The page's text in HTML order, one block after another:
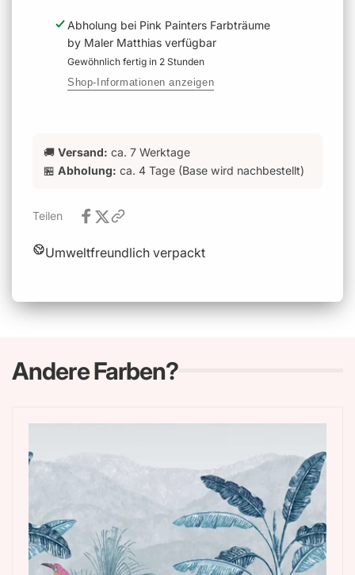
Abholung bei Pink Painters Farbträume
by Maler Matthias verfügbar
Gewöhnlich fertig in 2 Stunden
Shop-Informationen anzeigen
🚚 Versand: ca. 7 Werktage
🏪 Abholung: ca. 4 Tage (Base wird nachbestellt)
Teilen
Umweltfreundlich verpackt
Andere Farben?